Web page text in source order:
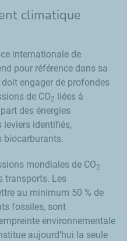
climatique
internationale de
pour référence dans sa
engager de profondes
de CO2 liées à
des énergies
leviers identifiés,
biocarburants.
mondiales de CO2
transports. Les
au minimum 50 % de
fossiles, sont
environnementale
aujourd’hui la seule